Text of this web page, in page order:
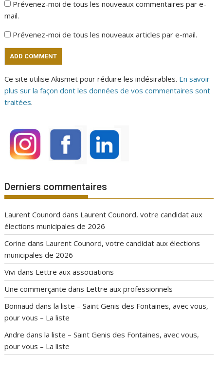
Prévenez-moi de tous les nouveaux commentaires par e-
mail.
Prévenez-moi de tous les nouveaux articles par e-mail.
Ce site utilise Akismet pour réduire les indésirables. En savoir
plus sur la façon dont les données de vos commentaires sont
traitées.
Derniers commentaires
Laurent Counord dans Laurent Counord, votre candidat aux
élections municipales de 2026
Corine dans Laurent Counord, votre candidat aux élections
municipales de 2026
Vivi dans Lettre aux associations
Une commerçante dans Lettre aux professionnels
Bonnaud dansla liste – Saint Genis des Fontaines, avec vous,
pour vous – La liste
Andre dansla liste – Saint Genis des Fontaines, avec vous,
pour vous – La liste